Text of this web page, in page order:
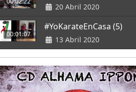
20 Abril 2020
00:01:07
#YoKarateEnCasa (5)
13 Abril 2020